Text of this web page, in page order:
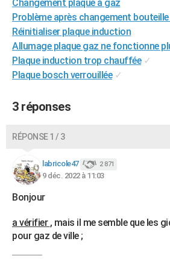
CARTE DE VOEUX
Carte de Noël
Carte Bonne année
Carte Saint-Valentin
Carte Pâques
Carte d'anniversaire
DICTIONNAIRE
Dictionnaire
Biographies
Citations
Expressions
Proverbes
PROGRAMME TV
COPAINS D'AVANT
S'inscrire
Se connecter
Lycées
Collèges
Primaires
Universités
Entreprises
Service militaire
Avis de recherche
AVIS DE DÉCÈS
FORUM
Changement plaque à gaz
Problème après changement
Réinitialiser plaque induction
Allumage plaque gaz ne fonctionne
Plaque induction trop chauffée ✓
Plaque bosch verrouillée ✓
3 réponses
RÉPONSE 1 / 3
labricole47 2 871
9 déc. 2022 à 11:03
Bonjour
a vérifier , mais il me semble que les
pour gaz de ville ;